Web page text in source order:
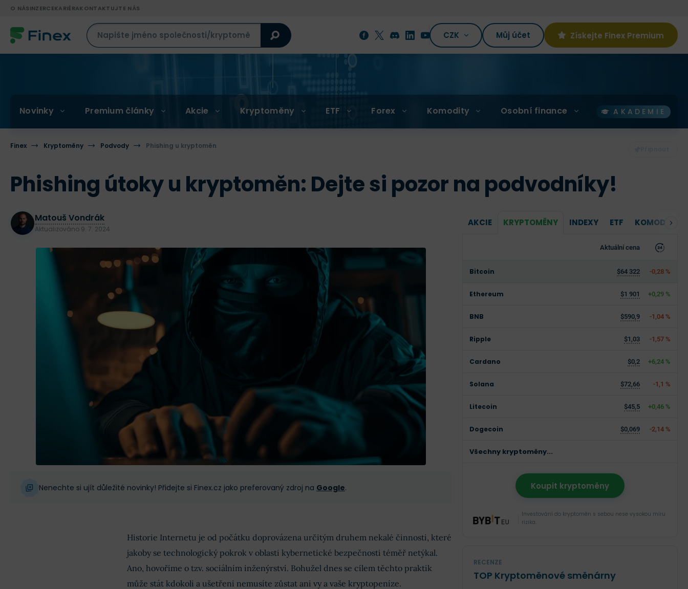
O NÁSINZERCEKARIÉRAKONTAKTUJTE NÁS
CZK Můj účet Získejte Finex Premium
Novinky Premium články Akcie Kryptoměny ETF Forex Komodity Osobní finance AKADEMIE
Finex Kryptoměny Podvody Phishing u kryptoměn
Phishing útoky u kryptoměn: Dejte si pozor na podvodníky!
Matouš Vondrák
Aktualizováno 9. 7. 2024
Nenechte si ujít důležité novinky! Přidejte si Finex.cz jako preferovaný zdroj na Google.
Historie Internetu je od počátku doprovázena určitým druhem nekalé činnosti, které
jakoby se technologický pokrok v oblasti kybernetické bezpečnosti téměř netýkal.
Ano, hovoříme o tzv. sociálním inženýrství. Bohužel dnes se cílem těchto praktik
může stát kdokoli a ušetřeni nemusíte zůstat ani vy a vaše kryptopeníze.
AKCIE KRYPTOMĚNY INDEXY ETF KOMODITY
Aktuální cena
Bitcoin $64 322 -0,28 %
Ethereum $1 901 +0,29 %
BNB $590,9 -1,04 %
Ripple $1,03 -1,57 %
Cardano $0,2 +6,24 %
Solana $72,66 -1,1 %
Litecoin $45,5 +0,46 %
Dogecoin $0,069 -2,14 %
Všechny kryptoměny...
Koupit kryptoměny
Investování do kryptoměn s sebou nese vysokou míru
rizika.
RECENZE
TOP Kryptoměnové směnárny